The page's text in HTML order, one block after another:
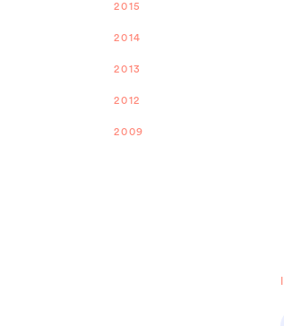
2015
2014
2013
2012
2009